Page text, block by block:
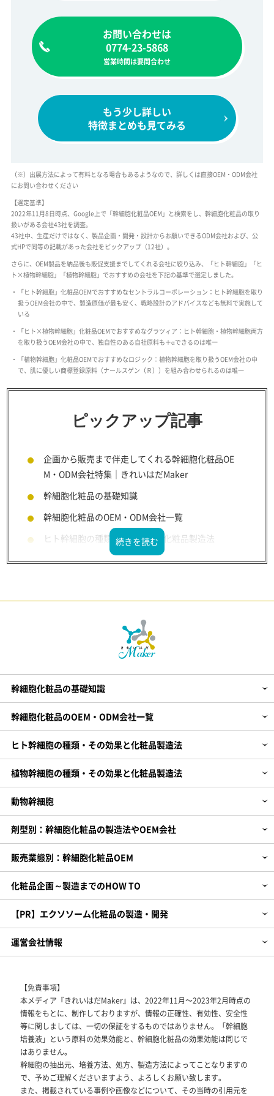
お問い合わせは
0774-23-5868
営業時間は要問合わせ
もう少し詳しい
特徴まとめも見てみる
（※）出展方法によって有料となる場合もあるようなので、詳しくは直接OEM・ODM会社
にお問い合わせください
【選定基準】
2022年11月8日時点、Google上で「幹細胞化粧品OEM」と検索をし、幹細胞化粧品の取り
扱いがある会社43社を調査。
43社中、生産だけではなく、製品企画・開発・設計からお願いできるODM会社および、公
式HPで同等の記載があった会社をピックアップ（12社）。
さらに、OEM製品を納品後も販促支援までしてくれる会社に絞り込み、「ヒト幹細胞」「ヒ
ト×植物幹細胞」「植物幹細胞」でおすすめの会社を下記の基準で選定しました。
「ヒト幹細胞」化粧品OEMでおすすめなセントラルコーポレーション：ヒト幹細胞を取り
扱うOEM会社の中で、製造原価が最も安く、戦略設計のアドバイスなども無料で実施して
いる
「ヒト×植物幹細胞」化粧品OEMでおすすめなグラツィア：ヒト幹細胞・植物幹細胞両方
を取り扱うOEM会社の中で、独自性のある自社原料も＋αできるのは唯一
「植物幹細胞」化粧品OEMでおすすめなロジック：植物幹細胞を取り扱うOEM会社の中
で、肌に優しい商標登録原料（ナールスゲン（Ｒ））を組み合わせられるのは唯一
ピックアップ記事
企画から販売まで伴走してくれる幹細胞化粧品OE
M・ODM会社特集｜きれいはだMaker
幹細胞化粧品の基礎知識
幹細胞化粧品のOEM・ODM会社一覧
ヒト幹細胞の種類・その効果と化粧品製造法
植物幹細胞の種類・その効果と化粧品製造法
剤型別：幹細胞化粧品の製造法やOEM会社
販売業態別：幹細胞化粧品OEM
化粧品企画～製造までのHOW TO
幹細胞化粧品の基礎知識
幹細胞化粧品のOEM・ODM会社一覧
ヒト幹細胞の種類・その効果と化粧品製造法
植物幹細胞の種類・その効果と化粧品製造法
動物幹細胞
剤型別：幹細胞化粧品の製造法やOEM会社
販売業態別：幹細胞化粧品OEM
化粧品企画～製造までのHOW TO
【PR】エクソソーム化粧品の製造・開発
運営会社情報
【免責事項】
本メディア『きれいはだMaker』は、2022年11月～2023年2月時点の
情報をもとに、制作しておりますが、情報の正確性、有効性、安全性
等に関しましては、一切の保証をするものではありません。「幹細胞
培養液」という原料の効果効能と、幹細胞化粧品の効果効能は同じで
はありません。
幹細胞の抽出元、培養方法、処方、製造方法によってことなりますの
で、予めご理解くださいますよう、よろしくお願い致します。
また、掲載されている事例や画像などについて、その当時の引用元を